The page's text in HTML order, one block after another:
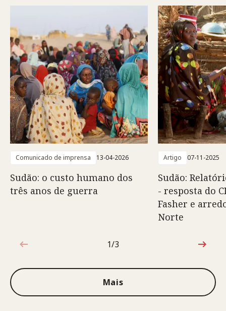
Comunicado de imprensa 13-04-2026
Sudão: o custo humano dos
três anos de guerra
Artigo 07-11-2025
Sudão:
- resposta do
Fasher e
Norte
1 de 3
1/3
Mais